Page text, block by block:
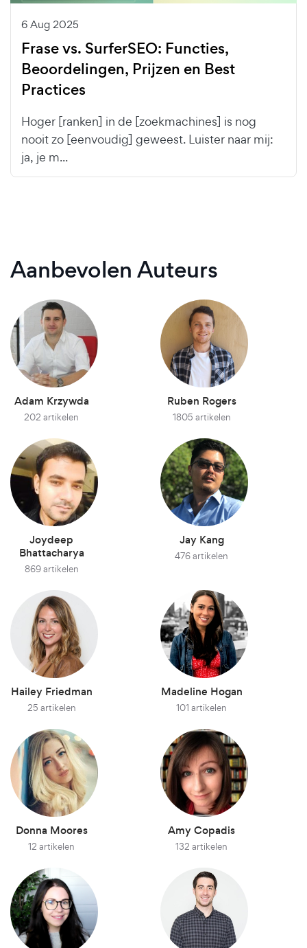
6 Aug 2025
Frase vs. SurferSEO: Functies,
Beoordelingen, Prijzen en Best
Practices
Hoger [ranken] in de [zoekmachines] is nog
nooit zo [eenvoudig] geweest. Luister naar mij:
ja, je m...
Aanbevolen Auteurs
Adam Krzywda
202 artikelen
Ruben Rogers
1805 artikelen
Joydeep
Bhattacharya
869 artikelen
Jay Kang
476 artikelen
Hailey Friedman
25 artikelen
Madeline Hogan
101 artikelen
Donna Moores
12 artikelen
Amy Copadis
132 artikelen